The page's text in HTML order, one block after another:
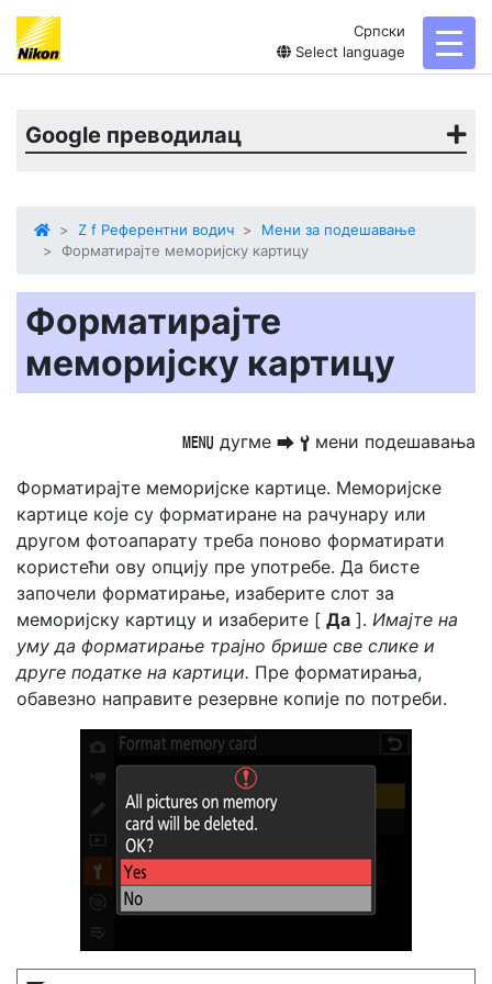
Српски
Select language
Google преводилац
Z f Референтни водич
Мени за подешавање
Форматирајте меморијску картицу
Форматирајте
меморијску картицу
G дугме U B мени подешавања
Форматирајте меморијске картице. Меморијске
картице које су форматиране на рачунару или
другом фотоапарату треба поново форматирати
користећи ову опцију пре употребе. Да бисте
започели форматирање, изаберите слот за
меморијску картицу и изаберите [ Да ]. Имајте на
уму да форматирање трајно брише све слике и
друге податке на картици. Пре форматирања,
обавезно направите резервне копије по потреби.